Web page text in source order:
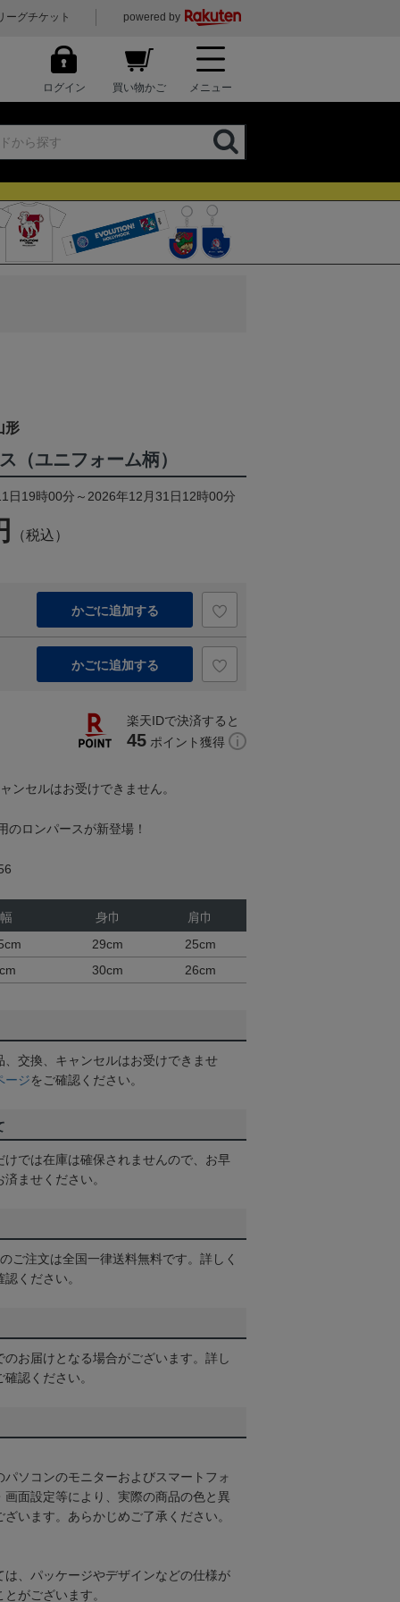
ーグチケット powered by
ログイン 買い物かご メニュー
形
（ユニフォーム柄）
日19時00分～2026年12月31日12時00分
（税込）
かごに追加する
かごに追加する
楽天IDで決済すると
45 ポイント獲得
ンセルはお受けできません。
のロンパースが新登場！
身巾
肩巾
29cm
25cm
30cm 26cm
交換、キャンセルはお受けできませ
ージをご確認ください。
けでは在庫は確保されませんので、お早
ませください。
ご注文は全国一律送料無料です。詳しく
認ください。
お届けとなる場合がございます。詳し
確認ください。
ソコンのモニターおよびスマートフォ
画面設定等により、実際の商品の色と異
います。あらかじめご了承ください。
は、パッケージやデザインなどの仕様が
がございます。